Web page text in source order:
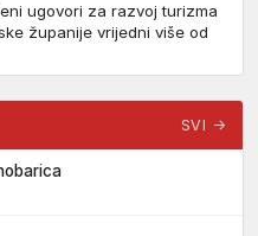
ugovori za razvoj turizma
županije vrijedni više od
SVI →